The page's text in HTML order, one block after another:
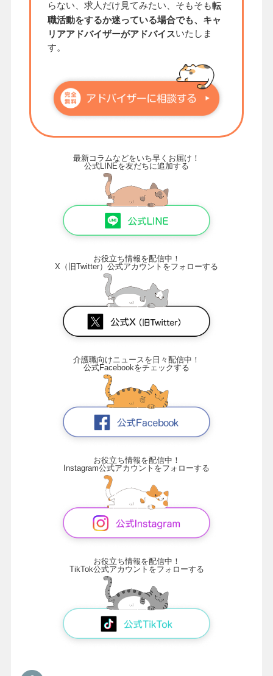
らない、求人だけ見てみたい、そもそも転
職活動をするか迷っている場合でも、キャ
リアアドバイザーがアドバイスいたしま
す。
最新コラムなどをいち早くお届け！
公式LINEを友だちに追加する
お役立ち情報を配信中！
X（旧Twitter）公式アカウントをフォローする
介護職向けニュースを日々配信中！
公式Facebookをチェックする
お役立ち情報を配信中！
Instagram公式アカウントをフォローする
お役立ち情報を配信中！
TikTok公式アカウントをフォローする